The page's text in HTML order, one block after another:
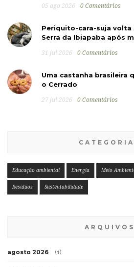
05 ago 2026 0 Comentários
Periquito-cara-suja volta
Serra da Ibiapaba após
31 jul 2026 0 Comentários
Uma castanha brasileira
o Cerrado
27 jul 2026 0 Comentários
Educação ambiental Energia Meio
Resíduos Sustentabilidade
ARQUIVOS
agosto 2026 (1)